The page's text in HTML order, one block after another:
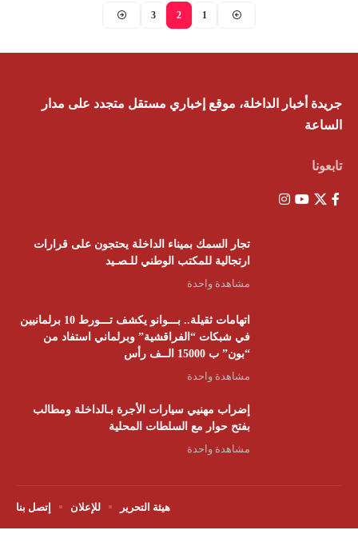
2
3
جريدة أخبار الداخلة، موقع إخباري مستقل متجدد على مدار
الساعة
تابعونا
تجار السمك بميناء الداخلة يحتجون على قرارات
ارتجالية للمكتب الوطني للـصـيد
مشاهدة واحدة
اتهامات ثقيلة.. بـــوانو يكشف تـــورط 10 برلمانيين
في شبكات “الفراقشية” وبرلماني استفاد من
“بون” ب 15000 الــف رأس
مشاهدة واحدة
إضراب مهنيي سيارات الأجرة بـالداخلة ومطالب
بفتح حوار مع السلطات المحلية
مشاهدة واحدة
هيئة التحرير للإعلان إتصل بنا